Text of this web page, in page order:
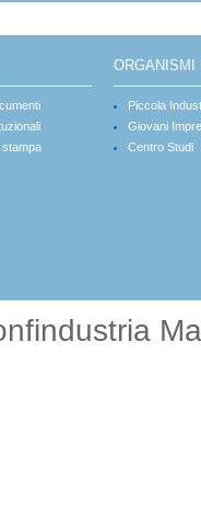
stampa
ORGANISMI
Piccola
Giovani
Centro Studi